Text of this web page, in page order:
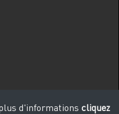
d'informations cliquez